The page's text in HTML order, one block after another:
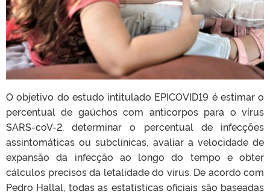
O objetivo do estudo intitulado EPICOVID19 é estimar o
percentual de gaúchos com anticorpos para o vírus
SARS-coV-2, determinar o percentual de infecções
assintomáticas ou subclínicas, avaliar a velocidade de
expansão da infecção ao longo do tempo e obter
cálculos precisos da letalidade do vírus. De acordo com
Pedro Hallal, todas as estatísticas oficiais são baseadas